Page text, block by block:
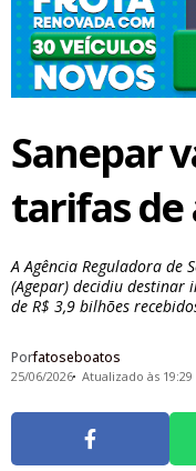
Sanepar
tarifas de
A Agência Reguladora de
(Agepar) decidiu destinar
de R$ 3,9 bilhões
Porfatoseboatos
25/06/2026 Atualizado às 19:29